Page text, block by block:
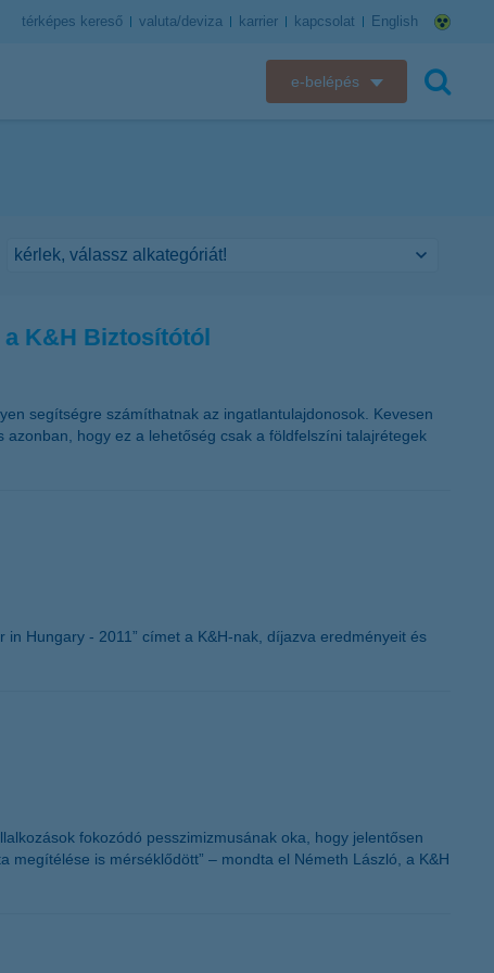
térképes kereső valuta/deviza karrier kapcsolat English
e-belépés
K&H Biztosítótól
segítségre számíthatnak az ingatlantulajdonosok. Kevesen
hogy ez a lehetőség csak a földfelszíni talajrétegek
Hungary - 2011” címet a K&H-nak, díjazva eredményeit és
fokozódó pesszimizmusának oka, hogy jelentősen
is mérséklődött” – mondta el Németh László, a K&H